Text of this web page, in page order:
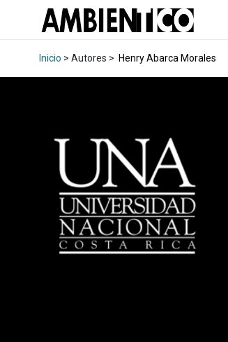
Inicio > Autores > Henry Abarca Morales